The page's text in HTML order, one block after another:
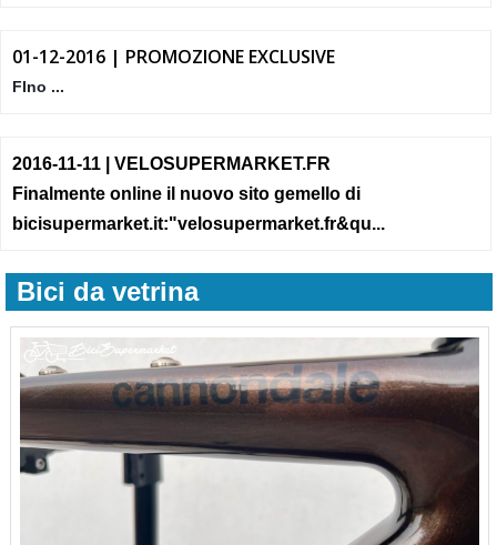
01-12-2016 | PROMOZIONE EXCLUSIVE
FIno ...
2016-11-11 | VELOSUPERMARKET.FR
Finalmente online il nuovo sito gemello di
bicisupermarket.it:"velosupermarket.fr&qu...
Bici da vetrina